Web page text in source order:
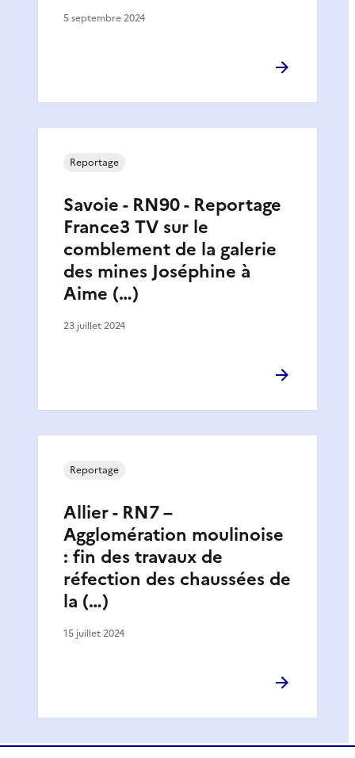
5 septembre 2024
Savoie - RN90 - Reportage
France3 TV sur le
comblement de la galerie
des mines Joséphine à
Aime (…)
Reportage
23 juillet 2024
Allier - RN7 –
Agglomération moulinoise
: fin des travaux de
réfection des chaussées de
la (…)
Reportage
15 juillet 2024